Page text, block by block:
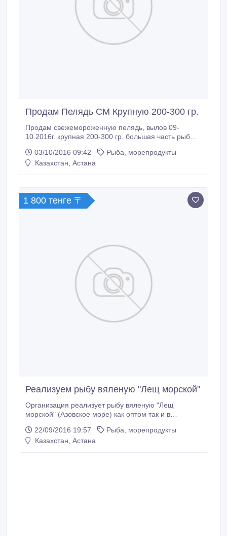
Продам Пелядь СМ Крупную 200-300 гр.
Продам свежемороженную пелядь, вылов 09-
10.2016г. крупная 200-300 гр. большая часть рыбы с
детей) обьем 50 тонн. Есть блочная заморозка, есть
штучной заморозки. упакована в 50кг. мешки весом
03/10/2016 09:42
Рыба, морепродукты
Казахстан, Астана
1 800 тенге 〒
Реализуем рыбу вяленую "Лещ морской"
Организация реализует рыбу вяленую "Лещ
морской" (Азовское море) как оптом так и в
22/09/2016 19:57
Рыба, морепродукты
Казахстан, Астана